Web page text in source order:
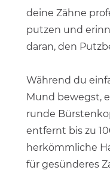
deine Zähne
putzen und
daran, den
Während du
Mund bewegst,
runde
entfernt bis zu
herkömmliche
für gesünderes